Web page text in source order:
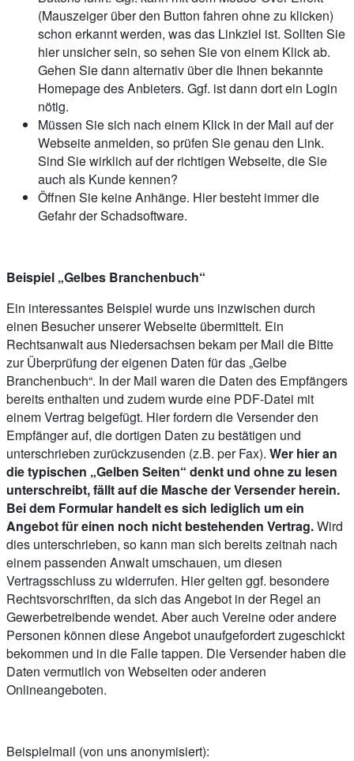
(Mauszeiger über den Button fahren ohne zu klicken)
schon erkannt werden, was das Linkziel ist. Sollten Sie
hier unsicher sein, so sehen Sie von einem Klick ab.
Gehen Sie dann alternativ über die Ihnen bekannte
Homepage des Anbieters. Ggf. ist dann dort ein Login
nötig.
Müssen Sie sich nach einem Klick in der Mail auf der
Webseite anmelden, so prüfen Sie genau den Link.
Sind Sie wirklich auf der richtigen Webseite, die Sie
auch als Kunde kennen?
Öffnen Sie keine Anhänge. Hier besteht immer die
Gefahr der Schadsoftware.
Beispiel „Gelbes Branchenbuch“
Ein interessantes Beispiel wurde uns inzwischen durch
einen Besucher unserer Webseite übermittelt. Ein
Rechtsanwalt aus Niedersachsen bekam per Mail die Bitte
zur Überprüfung der eigenen Daten für das „Gelbe
Branchenbuch“. In der Mail waren die Daten des Empfängers
bereits enthalten und zudem wurde eine PDF-Datei mit
einem Vertrag beigefügt. Hier fordern die Versender den
Empfänger auf, die dortigen Daten zu bestätigen und
unterschrieben zurückzusenden (z.B. per Fax). Wer hier an
die typischen „Gelben Seiten“ denkt und ohne zu lesen
unterschreibt, fällt auf die Masche der Versender herein.
Bei dem Formular handelt es sich lediglich um ein
Angebot für einen noch nicht bestehenden Vertrag.Wird
dies unterschrieben, so kann man sich bereits zeitnah nach
einem passenden Anwalt umschauen, um diesen
Vertragsschluss zu widerrufen. Hier gelten ggf. besondere
Rechtsvorschriften, da sich das Angebot in der Regel an
Gewerbetreibende wendet. Aber auch Vereine oder andere
Personen können diese Angebot unaufgefordert zugeschickt
bekommen und in die Falle tappen. Die Versender haben die
Daten vermutlich von Webseiten oder anderen
Onlineangeboten.
Beispielmail (von uns anonymisiert):